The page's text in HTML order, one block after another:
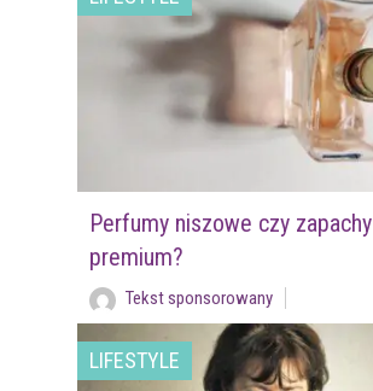
Perfumy niszowe czy zapachy
premium?
Tekst sponsorowany
LIFESTYLE